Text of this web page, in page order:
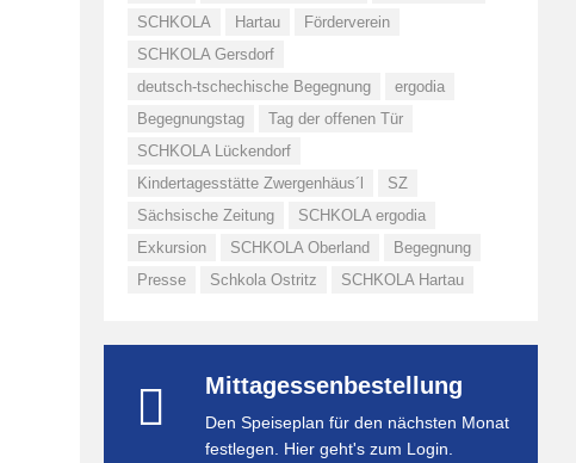
SCHKOLA
Hartau
Förderverein
SCHKOLA Gersdorf
deutsch-tschechische Begegnung
ergodia
Begegnungstag
Tag der offenen Tür
SCHKOLA Lückendorf
Kindertagesstätte Zwergenhäus´l
SZ
Sächsische Zeitung
SCHKOLA ergodia
Exkursion
SCHKOLA Oberland
Begegnung
Presse
Schkola Ostritz SCHKOLA Hartau
Mittagessenbestellung
Den Speiseplan für den nächsten Monat
festlegen. Hier geht's zum Login.